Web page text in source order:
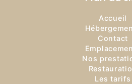
Accueil
Contact
Nos
Les tarifs